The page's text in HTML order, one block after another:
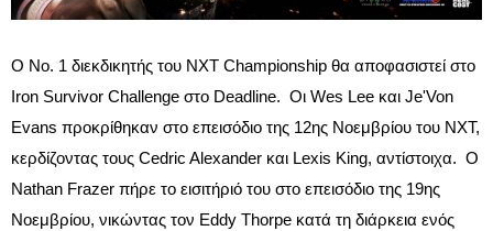
Ο Νο. 1 διεκδικητής του NXT Championship θα αποφασιστεί στο
Iron Survivor Challenge στο Deadline. Οι Wes Lee και Je'Von
Evans προκρίθηκαν στο επεισόδιο της 12ης Νοεμβρίου του NXT,
κερδίζοντας τους Cedric Alexander και Lexis King, αντίστοιχα. Ο
Nathan Frazer πήρε το εισιτήριό του στο επεισόδιο της 19ης
Νοεμβρίου, νικώντας τον Eddy Thorpe κατά τη διάρκεια ενός